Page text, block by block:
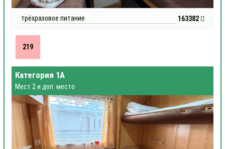
трёхразовое питание 163382
219
Категория 1А
Мест 2 и доп. место